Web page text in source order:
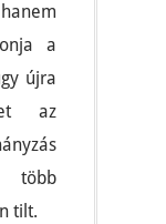
a
újra
az
több
tilt.